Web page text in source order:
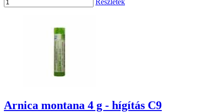
Arnica montana 4 g - hígítás C9